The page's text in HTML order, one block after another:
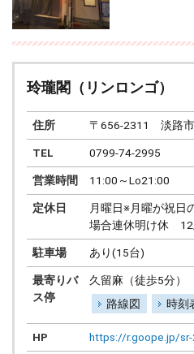
玲瓏閣（リンロンゴ）
住所 〒656-2311 淡路市
TEL 0799-74-2995
営業時間 11:00～Lo21:00
定休日
月曜日※月曜が祝
場合連休明け休
駐車場 あり(15台)
最寄りバ
ス停
久留麻（徒歩5分）
路線図
時刻
HP https://r.goope.jp/